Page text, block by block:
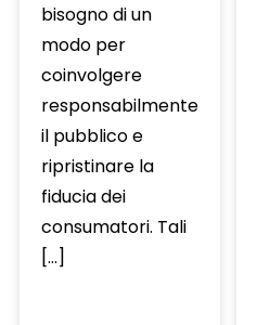
bisogno di un
modo per
coinvolgere
responsabilmente
il pubblico e
ripristinare la
fiducia dei
consumatori. Tali
[…]